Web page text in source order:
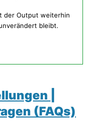
der Output weiterhin
bleibt.
|
(FAQs)